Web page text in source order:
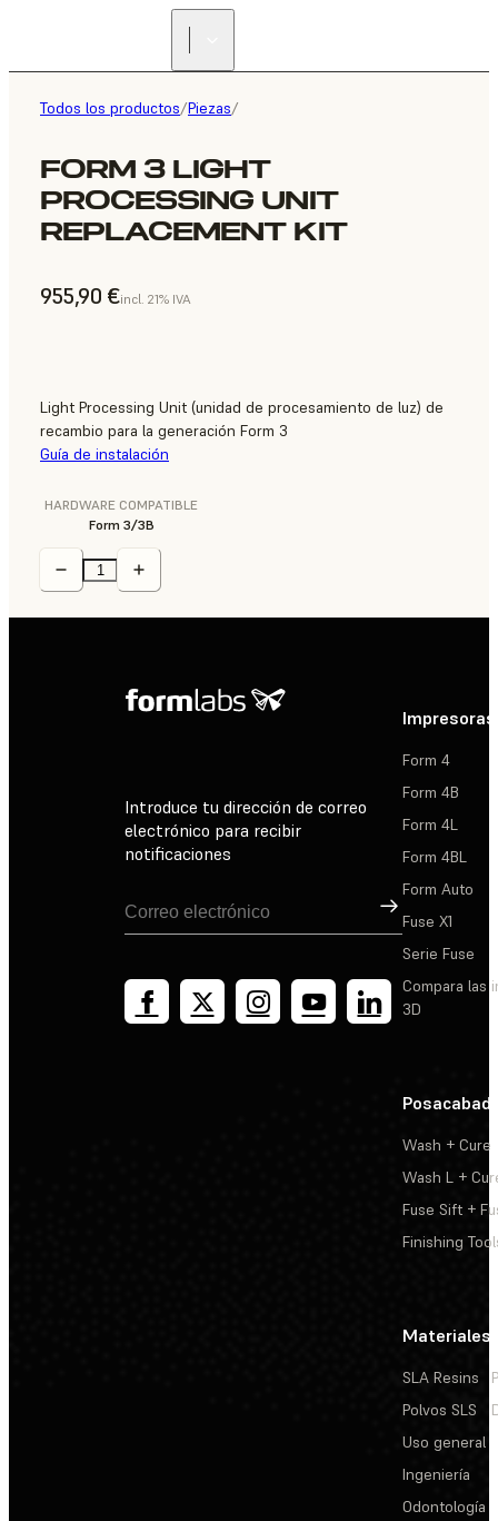
Todos los productos/Piezas/
FORM 3 LIGHT
PROCESSING UNIT
REPLACEMENT KIT
955,90 €incl. 21% IVA
Light Processing Unit (unidad de procesamiento de luz) de
recambio para la generación Form 3
Guía de instalación
HARDWARE COMPATIBLE
Form 3/3B
Introduce tu dirección de correo
electrónico para recibir
notificaciones
Suscribirse
Impresoras
Form 4
Form 4B
Form 4L
Form 4BL
Form Auto
Fuse X1
Serie Fuse
Compara las
3D
Wash + Cure
Wash L +
Fuse Sift +
Finishing
Materiales
SLA Resins
Polvos SLS
Uso general
Ingeniería
Odontología